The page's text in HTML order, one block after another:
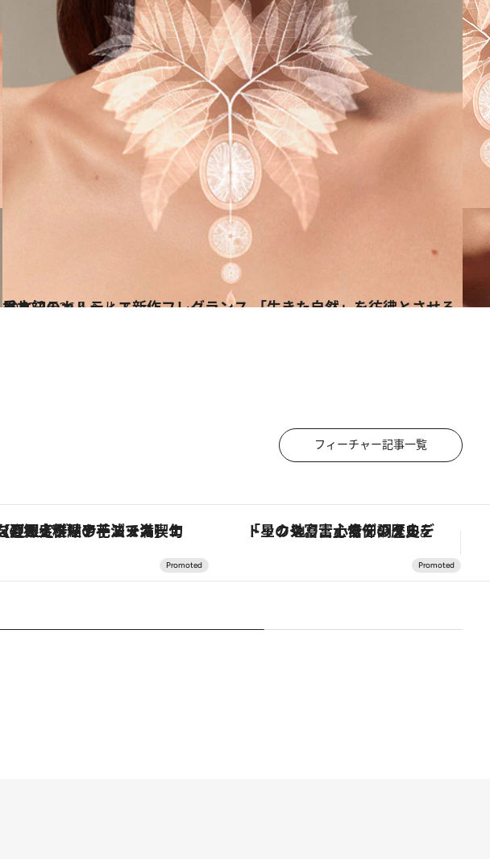
2020.10.26
日本初のカルティエ新作フレグランス 「生きた自然」を彷彿とさせる香り♡
ビューティ＆ヘルス
フィーチャー記事一覧
「星のや富士」でデジタルデトックス。冨士信仰の歴史を辿り、心身を調える。 「土佐和ハーブかき氷」がOMO7高知に登場！生姜、山椒、大葉など目にも舌にも涼を